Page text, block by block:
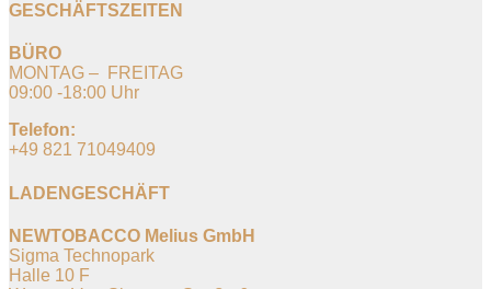
GESCHÄFTSZEITEN
BÜRO
MONTAG – FREITAG
09:00 -18:00 Uhr
Telefon:
+49 821 71049409
LADENGESCHÄFT
NEWTOBACCO Melius GmbH
Sigma Technopark
Halle 10 F